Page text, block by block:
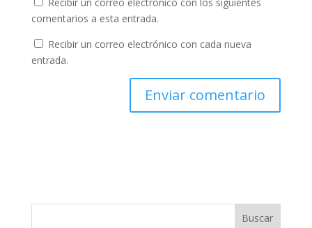
comentarios a esta entrada.
Recibir un correo electrónico con cada nueva
entrada.
Buscar